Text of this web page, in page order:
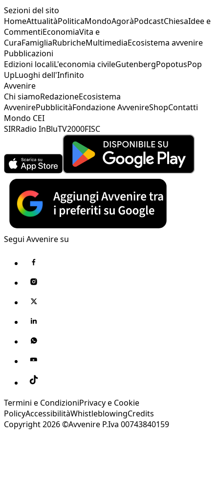
Sezioni del sito
HomeAttualitàPoliticaMondoAgoràPodcastChiesaIdee e
CommentiEconomiaVita e
CuraFamigliaRubricheMultimediaEcosistema avvenire
Pubblicazioni
Edizioni localiL'economia civileGutenbergPopotusPop
UpLuoghi dell'Infinito
Avvenire
Chi siamoRedazioneEcosistema
AvvenirePubblicitàFondazione AvvenireShopContatti
Mondo CEI
SIRRadio InBluTV2000FISC
Segui Avvenire su
Termini e CondizioniPrivacy e Cookie
PolicyAccessibilitàWhistleblowingCredits
Copyright 2026 ©Avvenire P.Iva 00743840159